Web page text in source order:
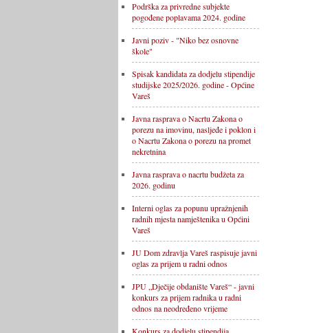
Podrška za privredne subjekte
pogođene poplavama 2024. godine
Javni poziv - "Niko bez osnovne
škole"
Spisak kandidata za dodjelu stipendije
studijske 2025/2026. godine - Općine
Vareš
Javna rasprava o Nacrtu Zakona o
porezu na imovinu, nasljeđe i poklon i
o Nacrtu Zakona o porezu na promet
nekretnina
Javna rasprava o nacrtu budžeta za
2026. godinu
Interni oglas za popunu upražnjenih
radnih mjesta namještenika u Općini
Vareš
JU Dom zdravlja Vareš raspisuje javni
oglas za prijem u radni odnos
JPU „Dječije obdanište Vareš“ - javni
konkurs za prijem radnika u radni
odnos na neodređeno vrijeme